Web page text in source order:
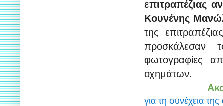
επιτραπέζιας
Κουνένης
της
προσκάλεσαν
φωτογραφίες
οχημάτων.
για τη συνέχεια